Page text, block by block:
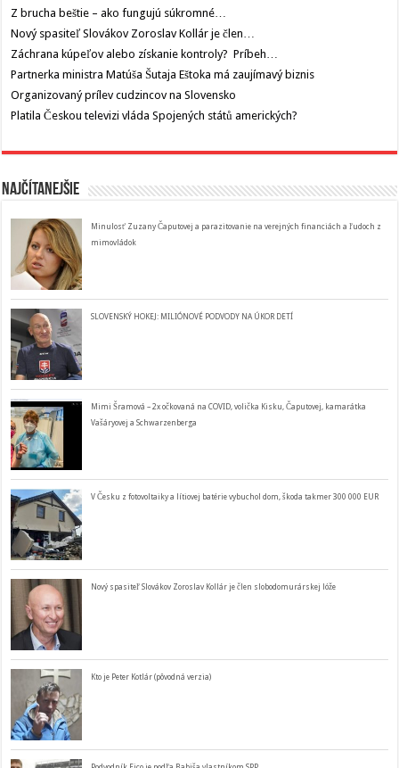
Z brucha beštie – ako fungujú súkromné…
Nový spasiteľ Slovákov Zoroslav Kollár je člen…
Záchrana kúpeľov alebo získanie kontroly? Príbeh…
Partnerka ministra Matúša Šutaja Eštoka má zaujímavý biznis
Organizovaný prílev cudzincov na Slovensko
Platila Českou televizi vláda Spojených států amerických?
Najčítanejšie
Minulosť Zuzany Čaputovej a parazitovanie na verejných financiách a ľudoch z
mimovládok
SLOVENSKÝ HOKEJ: MILIÓNOVÉ PODVODY NA ÚKOR DETÍ
Mimi Šramová – 2x očkovaná na COVID, volička Kisku, Čaputovej, kamarátka
Vašáryovej a Schwarzenberga
V Česku z fotovoltaiky a lítiovej batérie vybuchol dom, škoda takmer 300 000 EUR
Nový spasiteľ Slovákov Zoroslav Kollár je člen slobodomurárskej lóže
Kto je Peter Kotlár (pôvodná verzia)